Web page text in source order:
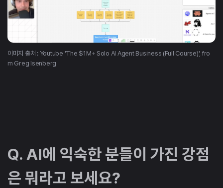
이미지 출처 : Youtube 'The $1M+ Solo AI Agent Business (Full Course)', fro
m Greg Isenberg
Q. AI에 익숙한 분들이 가진 강점
은 뭐라고 보세요?